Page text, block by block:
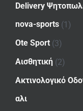
Delivery
nova-sports (1)
Ote Sport (3)
Αισθητική (2)
Ακτινολογικό
αλι